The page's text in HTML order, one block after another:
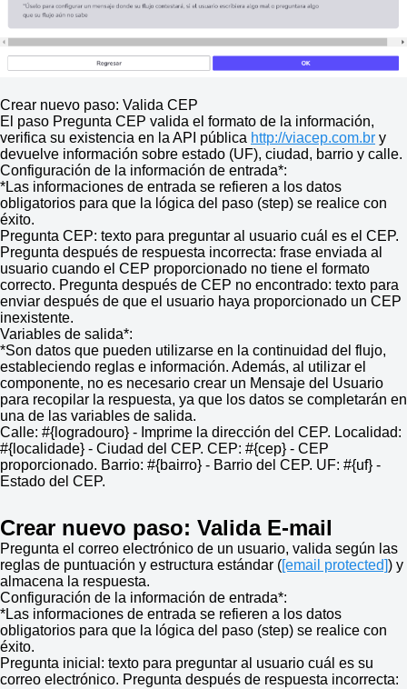
Crear nuevo paso: Valida CEP
El paso Pregunta CEP valida el formato de la información,
verifica su existencia en la API pública http://viacep.com.br y
devuelve información sobre estado (UF), ciudad, barrio y calle.
Configuración de la información de entrada*:
*Las informaciones de entrada se refieren a los datos
obligatorios para que la lógica del paso (step) se realice con
éxito.
Pregunta CEP: texto para preguntar al usuario cuál es el CEP.
Pregunta después de respuesta incorrecta: frase enviada al
usuario cuando el CEP proporcionado no tiene el formato
correcto. Pregunta después de CEP no encontrado: texto para
enviar después de que el usuario haya proporcionado un CEP
inexistente.
Variables de salida*:
*Son datos que pueden utilizarse en la continuidad del flujo,
estableciendo reglas e información. Además, al utilizar el
componente, no es necesario crear un Mensaje del Usuario
para recopilar la respuesta, ya que los datos se completarán en
una de las variables de salida.
Calle: #{logradouro} - Imprime la dirección del CEP. Localidad:
#{localidade} - Ciudad del CEP. CEP: #{cep} - CEP
proporcionado. Barrio: #{bairro} - Barrio del CEP. UF: #{uf} -
Estado del CEP.
Crear nuevo paso: Valida E-mail
Pregunta el correo electrónico de un usuario, valida según las
reglas de puntuación y estructura estándar ([email protected]) y
almacena la respuesta.
Configuración de la información de entrada*:
*Las informaciones de entrada se refieren a los datos
obligatorios para que la lógica del paso (step) se realice con
éxito.
Pregunta inicial: texto para preguntar al usuario cuál es su
correo electrónico. Pregunta después de respuesta incorrecta: